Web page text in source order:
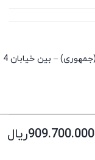
909.700.000ریال
شعبه اداری 1: کرج – گوهردشت – بلوار رستاخیز (جمهوری) – بین خیابان 4